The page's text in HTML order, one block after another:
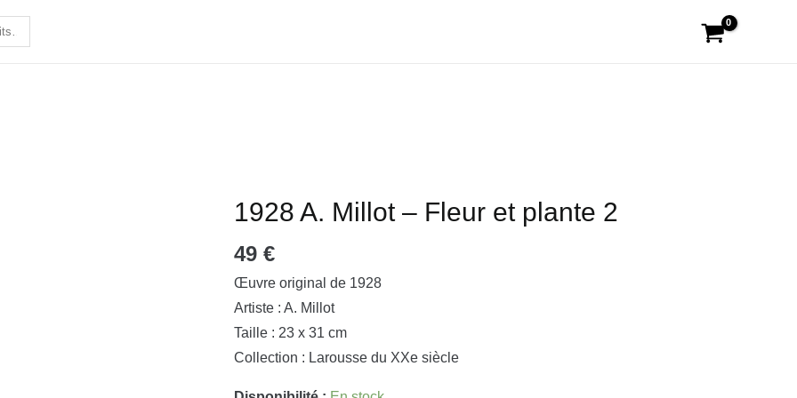
1928 A. Millot – Fleur et plante 2
49€
Œuvre original de 1928
Artiste : A. Millot
Taille : 23 x 31 cm
Collection : Larousse du XXe siècle
quantité
1928
A.
Millot
-
Fleur